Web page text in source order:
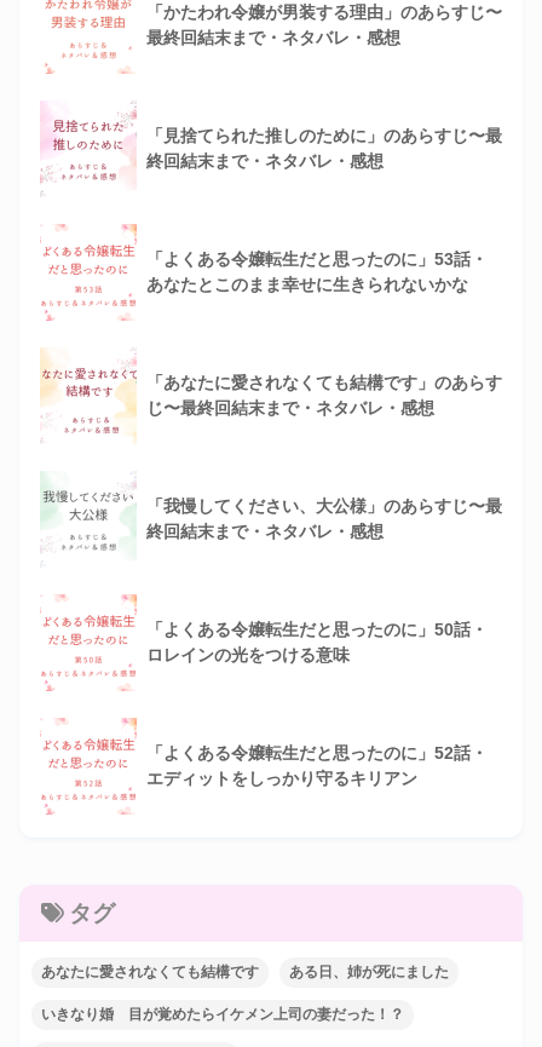
「かたわれ令嬢が男装する理由」のあらすじ〜
最終回結末まで・ネタバレ・感想
「見捨てられた推しのために」のあらすじ〜最
終回結末まで・ネタバレ・感想
「よくある令嬢転生だと思ったのに」53話・
あなたとこのまま幸せに生きられないかな
「あなたに愛されなくても結構です」のあらす
じ〜最終回結末まで・ネタバレ・感想
「我慢してください、大公様」のあらすじ〜最
終回結末まで・ネタバレ・感想
「よくある令嬢転生だと思ったのに」50話・
ロレインの光をつける意味
「よくある令嬢転生だと思ったのに」52話・
エディットをしっかり守るキリアン
タグ
あなたに愛されなくても結構です ある日、姉が死にました
いきなり婚 目が覚めたらイケメン上司の妻だった！？